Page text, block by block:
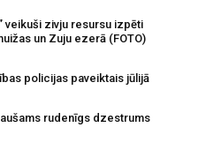
veikuši zivju resursu izpēti
un Zuju ezerā (FOTO)
policijas paveiktais jūlijā
rudenīgs dzestrums